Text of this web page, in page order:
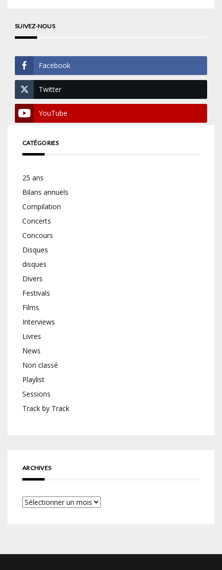
SUIVEZ-NOUS
Facebook
Twitter
YouTube
CATÉGORIES
25 ans
Bilans annuels
Compilation
Concerts
Concours
Disques
disques
Divers
Festivals
Films
Interviews
Livres
News
Non classé
Playlist
Sessions
Track by Track
ARCHIVES
Archives